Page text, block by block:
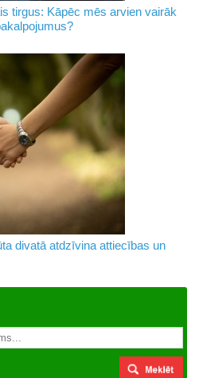
tirgus: Kāpēc mēs arvien vairāk
divatā atdzīvina attiecības un